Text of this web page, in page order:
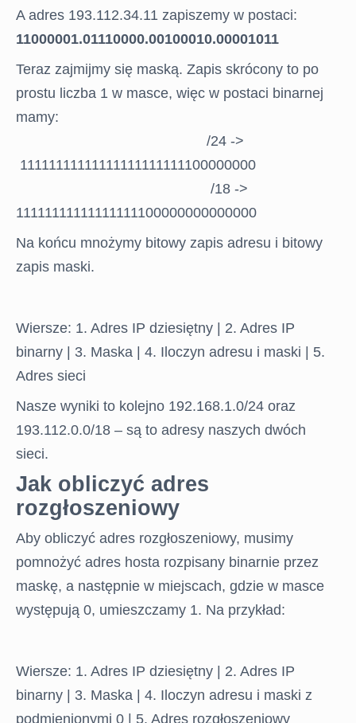
GŁÓWNA
EGZAMIN
BLOG
FORUM
A adres 193.112.34.11 zapiszemy w postaci:
11000001.01110000.00100010.00001011
Teraz zajmijmy się maską. Zapis skrócony to po
prostu liczba 1 w masce, więc w postaci binarnej
mamy:
/24 ->
11111111111111111111111100000000
/18 ->
11111111111111111100000000000000
Na końcu mnożymy bitowy zapis adresu i bitowy
zapis maski.
Wiersze: 1. Adres IP dziesiętny | 2. Adres IP
binarny | 3. Maska | 4. Iloczyn adresu i maski | 5.
Adres sieci
Nasze wyniki to kolejno 192.168.1.0/24 oraz
193.112.0.0/18 – są to adresy naszych dwóch
sieci.
Jak obliczyć adres
rozgłoszeniowy
Aby obliczyć adres rozgłoszeniowy, musimy
pomnożyć adres hosta rozpisany binarnie przez
maskę, a następnie w miejscach, gdzie w masce
występują 0, umieszczamy 1. Na przykład:
Wiersze: 1. Adres IP dziesiętny | 2. Adres IP
binarny | 3. Maska | 4. Iloczyn adresu i maski z
podmienionymi 0 | 5. Adres rozgłoszeniowy